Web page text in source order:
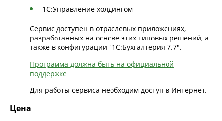
1С:Управление холдингом
Сервис доступен в отраслевых приложениях,
разработанных на основе этих типовых решений, а
также в конфигурации "1С:Бухгалтерия 7.7".
Программа должна быть на официальной
поддержке
Для работы сервиса необходим доступ в Интернет.
Цена